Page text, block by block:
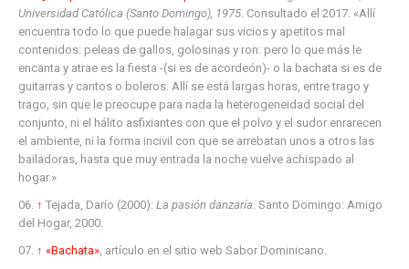
Universidad Católica (Santo Domingo), 1975 . Consultado el 2017 . «Allí
encuentra todo lo que puede halagar sus vicios y apetitos mal
contenidos: peleas de gallos, golosinas y ron: pero lo que más le
encanta y atrae es la fiesta -(si es de acordeón)- o la bachata si es de
guitarras y cantos o boleros. Allí se está largas horas, entre trago y
trago, sin que le preocupe para nada la heterogeneidad social del
conjunto, ni el hálito asfixiantes con que el polvo y el sudor enrarecen
el ambiente, ni la forma incivil con que se arrebatan unos a otros las
bailadoras, hasta que muy entrada la noche vuelve achispado al
hogar.»
↑ Tejada, Darío (2000):La pasión danzaría . Santo Domingo: Amigo
del Hogar, 2000.
↑ «Bachata» , artículo en el sitio web Sabor Dominicano.